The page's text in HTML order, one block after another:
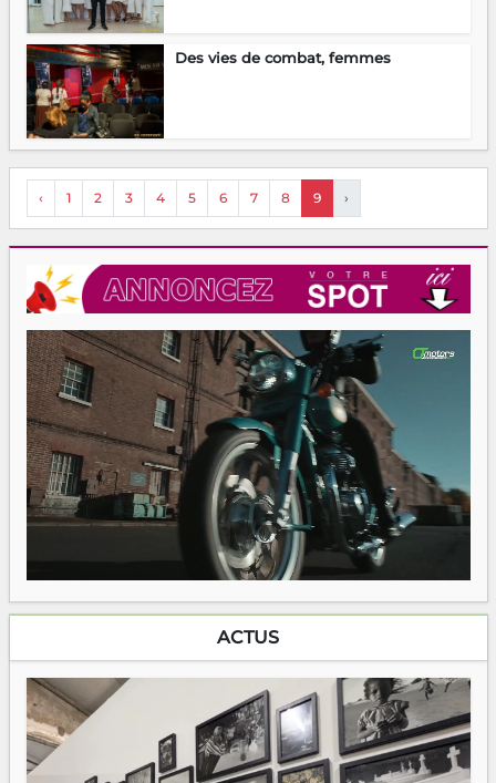
Des vies de combat, femmes
‹ 1 2 3 4 5 6 7 8 9 ›
ACTUS